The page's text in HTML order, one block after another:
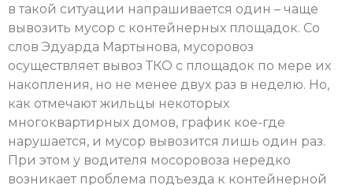
в такой ситуации напрашивается один – чаще
вывозить мусор с контейнерных площадок. Со
слов Эдуарда Мартынова, мусоровоз
осуществляет вывоз ТКО с площадок по мере их
накопления, но не менее двух раз в неделю. Но,
как отмечают жильцы некоторых
многоквартирных домов, график кое-где
нарушается, и мусор вывозится лишь один раз.
При этом у водителя мосоровоза нередко
возникает проблема подъезда к контейнерной